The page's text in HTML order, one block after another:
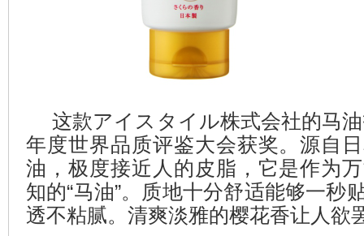
这款アイスタイル株式会社的马
年度世界品质评鉴大会获奖。源自
油，极度接近人的皮脂，它是作为
知的“马油”。质地十分舒适能够一秒
透不粘腻。清爽淡雅的樱花香让人欲